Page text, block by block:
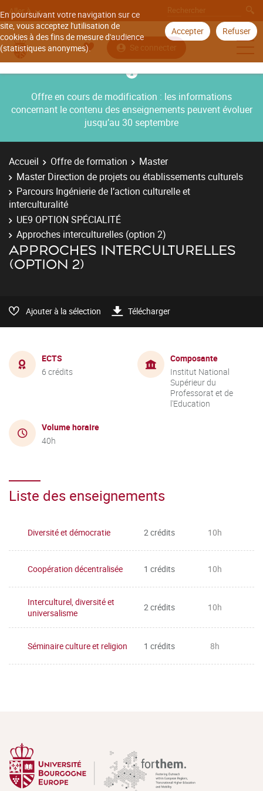
En poursuivant votre navigation sur ce
site, vous acceptez l'utilisation de
cookies à des fins de mesure d'audience
(statistiques anonymes).
Accepter Refuser
Aller à
Se connecter
Offre en cours de modification : les informations
concernant le contenu des enseignements peuvent évoluer
jusqu’au 30 septembre
Accueil Offre de formation
Master
Master Direction de projets ou établissements culturels
Parcours Ingénierie de l’action culturelle et
interculturalité
UE9 OPTION SPÉCIALITÉ
Approches interculturelles (option 2)
APPROCHES INTERCULTURELLES
(OPTION 2)
Ajouter à la sélection Télécharger
ECTS
6 crédits
Composante
Institut National
Supérieur du
Professorat et de
l'Education
Volume horaire
40h
Liste des enseignements
Diversité et démocratie 2 crédits 10h
Coopération décentralisée 1 crédits 10h
Interculturel, diversité et
universalisme
2 crédits 10h
Séminaire culture et religion 1 crédits 8h